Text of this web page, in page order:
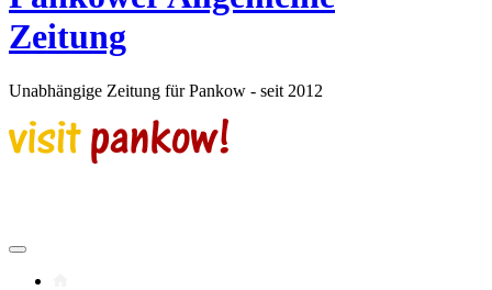
Zeitung
Unabhängige Zeitung für Pankow - seit 2012